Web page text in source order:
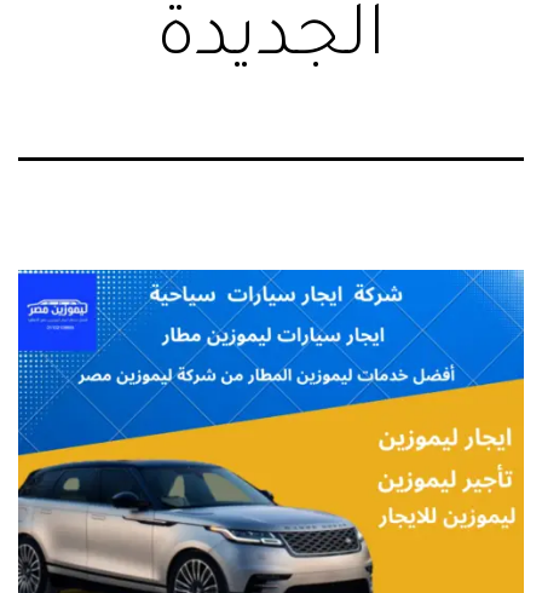
الجديدة